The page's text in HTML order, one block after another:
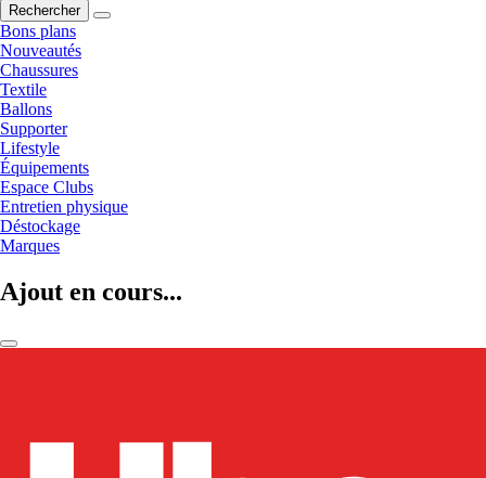
Rechercher
Bons plans
Nouveautés
Chaussures
Textile
Ballons
Supporter
Lifestyle
Équipements
Espace Clubs
Entretien physique
Déstockage
Marques
Ajout en cours...